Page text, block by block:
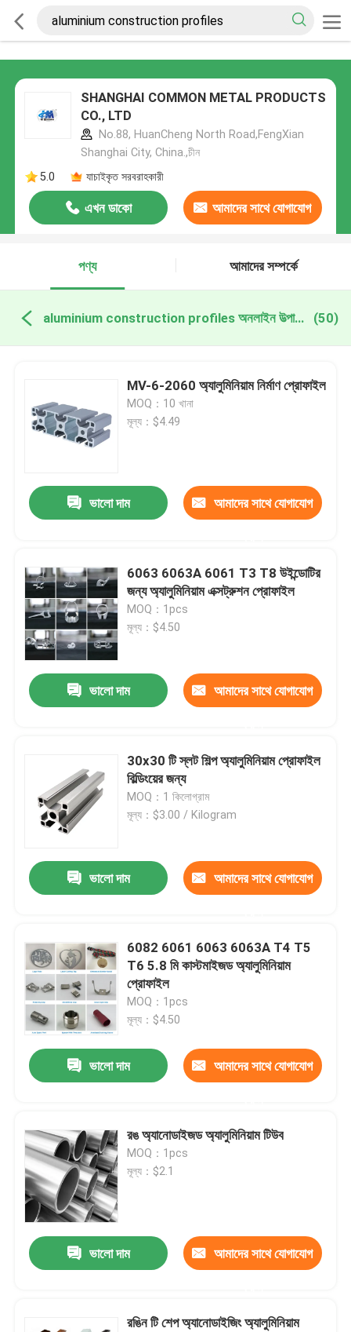
SHANGHAI COMMON METAL PRODUCTS
CO., LTD
No.88, HuanCheng North Road,FengXian
Shanghai City, China.,চীন
5.0
যাচাইকৃত সরবরাহকারী
এখন ডাকো আমাদের সাথে যোগাযোগ
পণ্য
আমাদের সম্পর্কে
aluminium construction profiles অনলাইন উত্পাদন (50)
MV-6-2060 অ্যালুমিনিয়াম নির্মাণ প্রোফাইল
MOQ：10 খানা
মূল্য：$4.49
ভালো দাম আমাদের সাথে যোগাযোগ
6063 6063A 6061 T3 T8 উইন্ডোটির
জন্য অ্যালুমিনিয়াম এক্সট্রুশন প্রোফাইল
MOQ：1pcs
মূল্য：$4.50
ভালো দাম আমাদের সাথে যোগাযোগ
30x30 টি স্লট শিল্প অ্যালুমিনিয়াম প্রোফাইল
বিল্ডিংয়ের জন্য
MOQ：1 কিলোগ্রাম
মূল্য：$3.00 / Kilogram
ভালো দাম আমাদের সাথে যোগাযোগ
6082 6061 6063 6063A T4 T5
T6 5.8 মি কাস্টমাইজড অ্যালুমিনিয়াম
প্রোফাইল
MOQ：1pcs
মূল্য：$4.50
ভালো দাম আমাদের সাথে যোগাযোগ
রঙ অ্যানোডাইজড অ্যালুমিনিয়াম টিউব
MOQ：1pcs
মূল্য：$2.1
ভালো দাম আমাদের সাথে যোগাযোগ
রঙিন টি শেপ অ্যানোডাইজিং অ্যালুমিনিয়াম